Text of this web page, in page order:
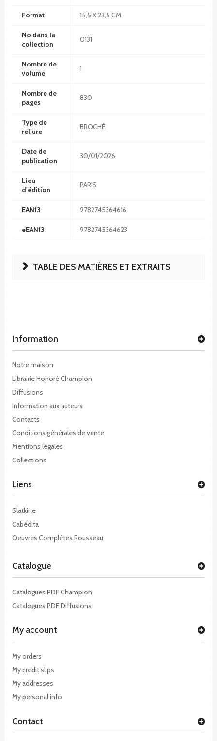
Format 15,5 X 23,5 CM
No dans la
collection
0131
Nombre de
volume
1
Nombre de
pages
830
Type de
reliure
BROCHÉ
Date de
publication
30/01/2026
Lieu
d'édition
PARIS
EAN13 9782745364616
eEAN13 9782745364623
TABLE DES MATIÈRES ET EXTRAITS
Information
Notre maison
Librairie Honoré Champion
Diffusions
Information aux auteurs
Contacts
Conditions générales de vente
Mentions légales
Collections
Liens
Slatkine
Cabédita
Oeuvres Complètes Rousseau
Catalogue
Catalogues PDF Champion
Catalogues PDF Diffusions
My account
My orders
My credit slips
My addresses
My personal info
Contact